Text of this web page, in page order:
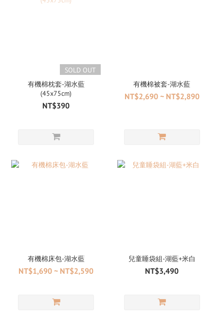
SOLD OUT
有機棉枕套-湖水藍
(45x75cm)
NT$390
有機棉被套-湖水藍
NT$2,690 ~ NT$2,890
有機棉床包-湖水藍
NT$1,690 ~ NT$2,590
兒童睡袋組-湖藍+米白
NT$3,490